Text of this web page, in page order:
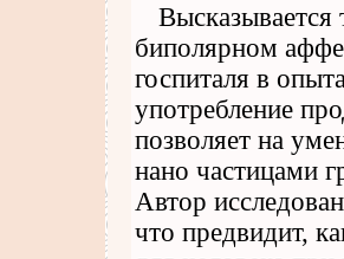
биполярном
госпиталя в
употребление
позволяет на
нано частицами
Автор
что предвидит,